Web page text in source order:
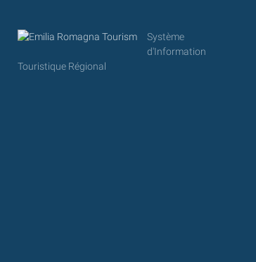
Système
d'Information
Touristique Régional